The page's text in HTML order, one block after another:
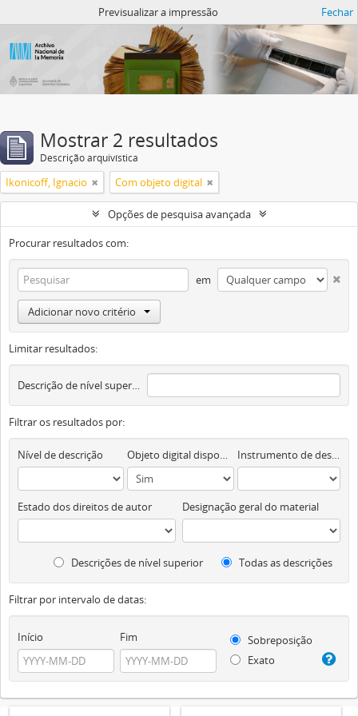
Previsualizar a impressão Fechar
Mostrar 2 resultados
Descrição arquivística
Ikonicoff, Ignacio Com objeto digital
Opções de pesquisa avançada
Procurar resultados com:
em
Adicionar novo critério
Limitar resultados:
Descrição de nível superior
Filtrar os resultados por:
Nível de descrição Objeto digital disponível Instrumento de descrição documental
Estado dos direitos de autor Designação geral do material
Descrições de nível superior Todas as descrições
Filtrar por intervalo de datas:
Início Fim
Sobreposição
Exato